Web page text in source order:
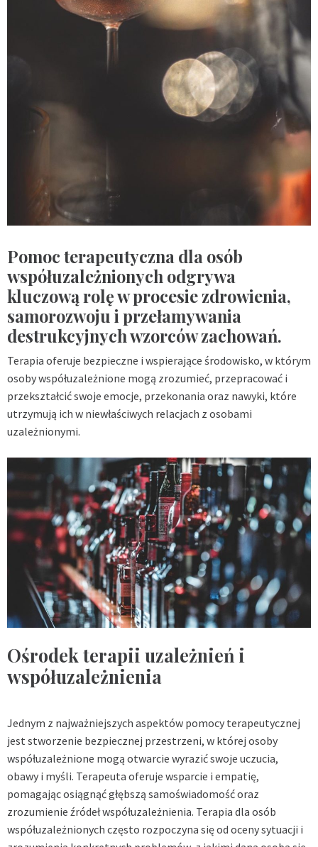
Pomoc terapeutyczna dla osób
współuzależnionych odgrywa
kluczową rolę w procesie zdrowienia,
samorozwoju i przełamywania
destrukcyjnych wzorców zachowań.
Terapia oferuje bezpieczne i wspierające środowisko, w którym
osoby współuzależnione mogą zrozumieć, przepracować i
przekształcić swoje emocje, przekonania oraz nawyki, które
utrzymują ich w niewłaściwych relacjach z osobami
uzależnionymi.
Ośrodek terapii uzależnień i
współuzależnienia
Jednym z najważniejszych aspektów pomocy terapeutycznej
jest stworzenie bezpiecznej przestrzeni, w której osoby
współuzależnione mogą otwarcie wyrazić swoje uczucia,
obawy i myśli. Terapeuta oferuje wsparcie i empatię,
pomagając osiągnąć głębszą samoświadomość oraz
zrozumienie źródeł współuzależnienia. Terapia dla osób
współuzależnionych często rozpoczyna się od oceny sytuacji i